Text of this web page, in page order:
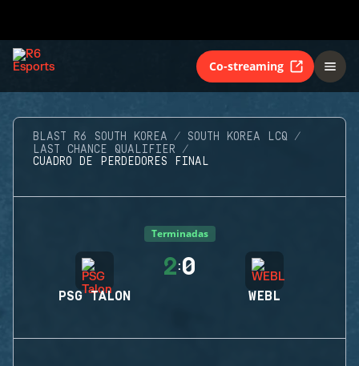
Co-streaming
BLAST R6 SOUTH KOREA
SOUTH KOREA LCQ
LAST CHANCE QUALIFIER
CUADRO DE PERDEDORES FINAL
Terminadas
PSG TALON
2:0
WEBL